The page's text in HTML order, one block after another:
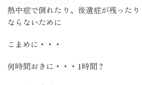
熱中症で倒れたり、後遺症が残った
ならないために
こまめに・・・
何時間おきに・・・1時間？